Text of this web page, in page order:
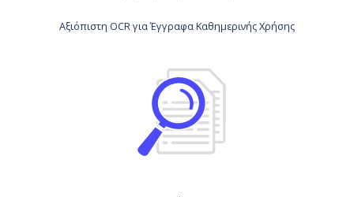
Αξιόπιστη OCR για Έγγραφα Καθημερινής Χρήσης